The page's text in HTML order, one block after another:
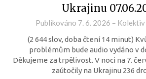
Ukrajinu
Publikováno 7. 6. 2026 – Kolektiv
(2 644 slov, doba čtení 14 minut)
problémům bude audio vydáno v
Děkujeme za trpělivost. V noci na 7.
zaútočily na Ukrajinu 236